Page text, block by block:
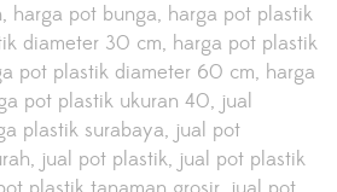
harga pot bunga harga pot plastik
diameter 30 cm harga pot plastik
pot plastik diameter 60 cm harga
pot plastik ukuran 40 jual
plastik surabaya jual pot
jual pot plastik jual pot plastik